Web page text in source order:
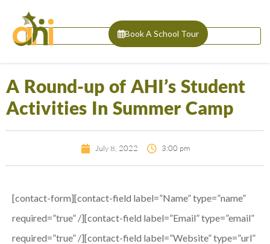
Book A School Tour
A Round-up of AHI’s Student
Activities In Summer Camp
July 8, 2022 3:00 pm
[contact-form][contact-field label=”Name” type=”name”
required=”true” /][contact-field label=”Email” type=”email”
required=”true” /][contact-field label=”Website” type=”url”